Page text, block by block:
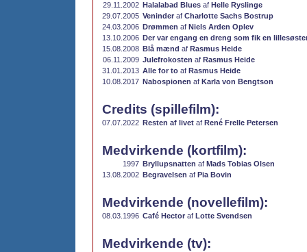
29.11.2002 Halalabad Blues af Helle Ryslinge
29.07.2005 Veninder af Charlotte Sachs Bostrup
24.03.2006 Drømmen af Niels Arden Oplev
13.10.2006 Der var engang en dreng som fik en
15.08.2008 Blå mænd af Rasmus Heide
06.11.2009 Julefrokosten af Rasmus Heide
31.01.2013 Alle for to af Rasmus Heide
10.08.2017 Nabospionen af Karla von Bengtson
Credits (spillefilm):
07.07.2022 Resten af livet af René Frelle Petersen
Medvirkende (kortfilm):
1997 Bryllupsnatten af Mads Tobias Olsen
13.08.2002 Begravelsen af Pia Bovin
Medvirkende (novellefilm):
08.03.1996 Café Hector af Lotte Svendsen
Medvirkende (tv):